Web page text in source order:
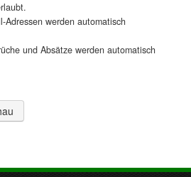
Adressen werden automatisch
und Absätze werden automatisch